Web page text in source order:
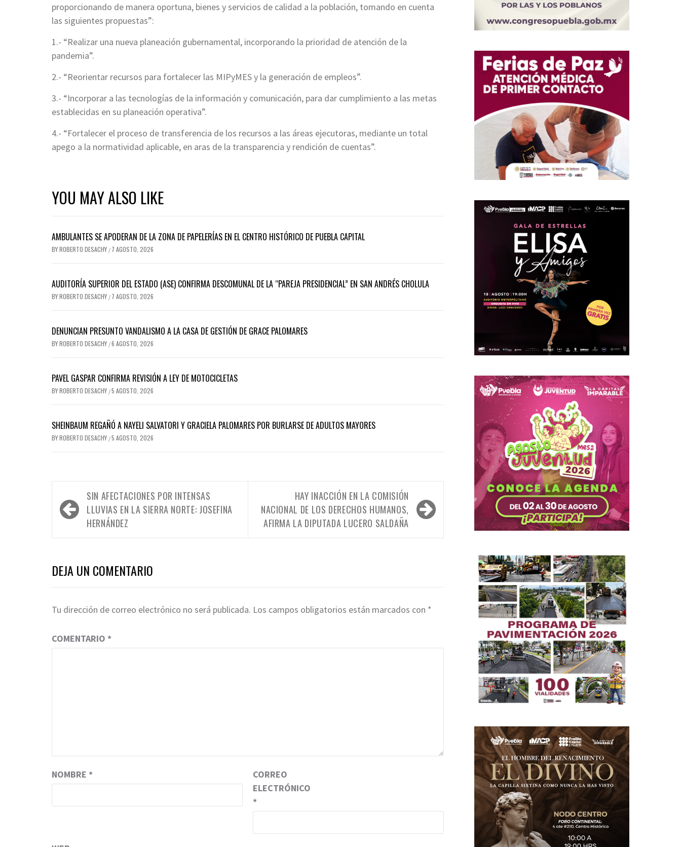
proporcionando de manera oportuna, bienes y servicios de calidad a la población, tomando en cuenta
las siguientes propuestas”:
1.- “Realizar una nueva planeación gubernamental, incorporando la prioridad de atención de la
pandemia”.
2.- “Reorientar recursos para fortalecer las MIPyMES y la generación de empleos”.
3.- “Incorporar a las tecnologías de la información y comunicación, para dar cumplimiento a las metas
establecidas en su planeación operativa”.
4.- “Fortalecer el proceso de transferencia de los recursos a las áreas ejecutoras, mediante un total
apego a la normatividad aplicable, en aras de la transparencia y rendición de cuentas”.
YOU MAY ALSO LIKE
AMBULANTES SE APODERAN DE LA ZONA DE PAPELERÍAS EN EL CENTRO HISTÓRICO DE PUEBLA CAPITAL
BYROBERTO DESACHY / 7 AGOSTO, 2026
AUDITORÍA SUPERIOR DEL ESTADO (ASE) CONFIRMA DESCOMUNAL DE LA “PAREJA PRESIDENCIAL” EN SAN ANDRÉS CHOLULA
BYROBERTO DESACHY / 7 AGOSTO, 2026
DENUNCIAN PRESUNTO VANDALISMO A LA CASA DE GESTIÓN DE GRACE PALOMARES
BYROBERTO DESACHY /6 AGOSTO, 2026
PAVEL GASPAR CONFIRMA REVISIÓN A LEY DE MOTOCICLETAS
BYROBERTO DESACHY /5 AGOSTO, 2026
SHEINBAUM REGAÑÓ A NAYELI SALVATORI Y GRACIELA PALOMARES POR BURLARSE DE ADULTOS MAYORES
BYROBERTO DESACHY /5 AGOSTO, 2026
Navegación
de
entradas
SIN AFECTACIONES POR INTENSAS
LLUVIAS EN LA SIERRA NORTE: JOSEFINA
HERNÁNDEZ
HAY INACCIÓN EN LA COMISIÓN
NACIONAL DE LOS DERECHOS HUMANOS,
AFIRMA LA DIPUTADA LUCERO SALDAÑA
DEJA UN COMENTARIO
Tu dirección de correo electrónico no será publicada. Los campos obligatorios están marcados con *
COMENTARIO *
NOMBRE *
CORREO
ELECTRÓNICO
*